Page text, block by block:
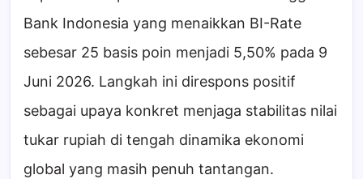
Bank Indonesia yang menaikkan BI-Rate
sebesar 25 basis poin menjadi 5,50% pada 9
Juni 2026. Langkah ini direspons positif
sebagai upaya konkret menjaga stabilitas nilai
tukar rupiah di tengah dinamika ekonomi
global yang masih penuh tantangan.